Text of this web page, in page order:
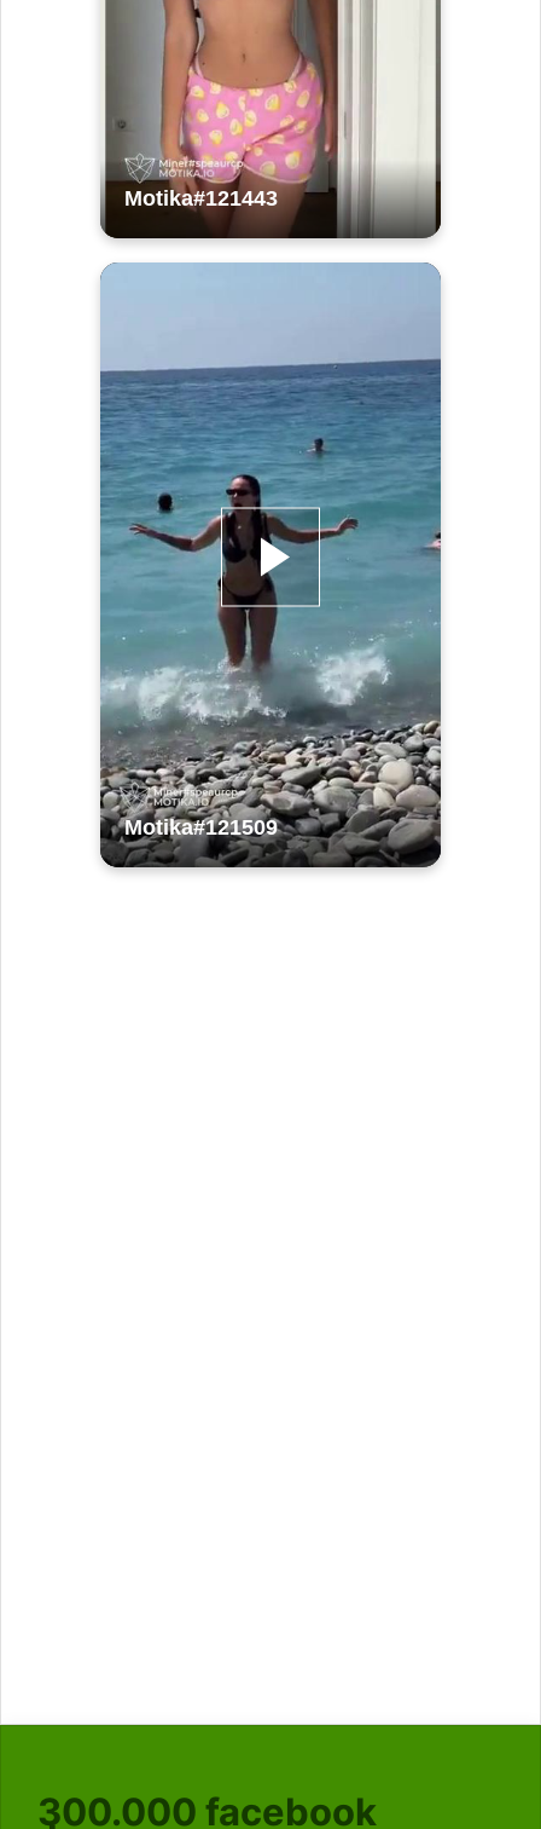
300.000 facebook